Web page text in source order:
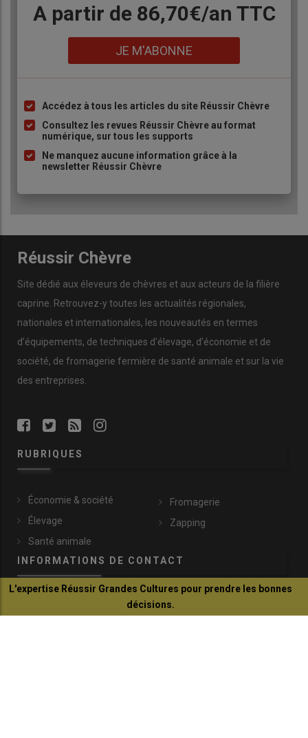
Body
A partir de 86,70€/an TTC
JE M'ABONNE
Liste
à
puce
Accédez à tous les articles du site Réussir Chèvre
Consultez les revues Réussir Chèvre au format
numérique, sur tous les supports
Ne manquez aucune information grâce à la
newsletter Réussir Chèvre
Réussir Chèvre
Site dédié aux éleveurs de chèvres et aux acteurs de la filière
caprine. Retrouvez-y toutes les actualités régionales,
nationales et internationales, les nouveautés en termes
d’équipements, de techniques d’élevage, d’économie et de
société, de fromagerie fermière de santé animale et sur la vie
des entreprises.
RUBRIQUES
Économie & société
Élevage
Santé animale
Fromagerie
Zapping
INFORMATIONS DE CONTACT
L'expertise Réussir Grandes Cultures pour prendre les bonnes
décisions.